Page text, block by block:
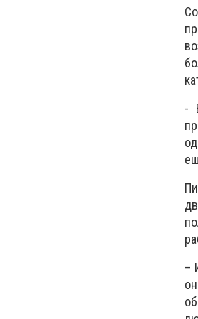
-
–